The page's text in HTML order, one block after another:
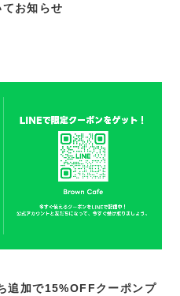
お知らせ
追加で15%OFFクーポンプ